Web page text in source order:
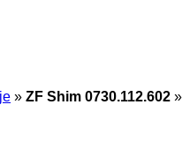
» ZF Shim 0730.112.602 »